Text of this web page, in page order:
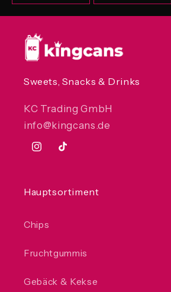
Sweets, Snacks & Drinks
KC Trading GmbH
info@kingcans.de
InstagramTikTok
Hauptsortiment
Chips
Fruchtgummis
Gebäck & Kekse